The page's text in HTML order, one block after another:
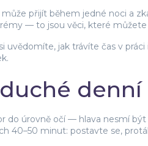
přijít během jedné noci a
— to jsou věci, které
uvědomíte, jak trávíte čas v
denní
do úrovně očí — hlava nesmí
40–50 minut: postavte se,